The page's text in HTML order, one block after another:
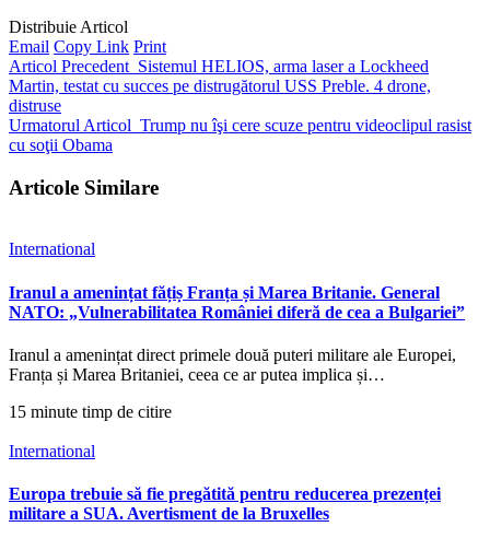
Distribuie Articol
Email Copy Link Print
Articol Precedent Sistemul HELIOS, arma laser a Lockheed
Martin, testat cu succes pe distrugătorul USS Preble. 4 drone,
distruse
Urmatorul Articol Trump nu îşi cere scuze pentru videoclipul rasist
cu soţii Obama
Articole Similare
International
Iranul a amenințat fățiș Franța și Marea Britanie. General
NATO: „Vulnerabilitatea României diferă de cea a Bulgariei”
Iranul a amenințat direct primele două puteri militare ale Europei,
Franța și Marea Britaniei, ceea ce ar putea implica și…
15 minute timp de citire
International
Europa trebuie să fie pregătită pentru reducerea prezenței
militare a SUA. Avertisment de la Bruxelles